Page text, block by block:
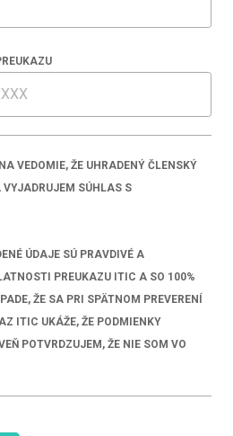
VEDOMIE, ŽE UHRADENÝ ČLENSKÝ
VYJADRUJEM SÚHLAS S
ÚDAJE SÚ PRAVDIVÉ A
PREUKAZU ITIC A SO 100%
ŽE SA PRI SPÄTNOM PREVERENÍ
ITIC UKÁŽE, ŽE PODMIENKY
POTVRDZUJEM, ŽE NIE SOM VO